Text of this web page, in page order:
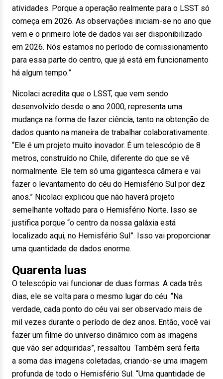
atividades. Porque a operação realmente para o LSST só
começa em 2026. As observações iniciam-se no ano que
vem e o primeiro lote de dados vai ser disponibilizado
em 2026. Nós estamos no período de comissionamento
para essa parte do centro, que já está em funcionamento
há algum tempo.”
Nicolaci acredita que o LSST, que vem sendo
desenvolvido desde o ano 2000, representa uma
mudança na forma de fazer ciência, tanto na obtenção de
dados quanto na maneira de trabalhar colaborativamente.
“Ele é um projeto muito inovador. É um telescópio de 8
metros, construído no Chile, diferente do que se vê
normalmente. Ele tem só uma gigantesca câmera e vai
fazer o levantamento do céu do Hemisfério Sul por dez
anos.” Nicolaci explicou que não haverá projeto
semelhante voltado para o Hemisfério Norte. Isso se
justifica porque “o centro da nossa galáxia está
localizado aqui, no Hemisfério Sul”. Isso vai proporcionar
uma quantidade de dados enorme.
Quarenta luas
O telescópio vai funcionar de duas formas. A cada três
dias, ele se volta para o mesmo lugar do céu. “Na
verdade, cada ponto do céu vai ser observado mais de
mil vezes durante o período de dez anos. Então, você vai
fazer um filme do universo dinâmico com as imagens
que vão ser adquiridas”, ressaltou Também será feita
a soma das imagens coletadas, criando-se uma imagem
profunda de todo o Hemisfério Sul. “Uma quantidade de